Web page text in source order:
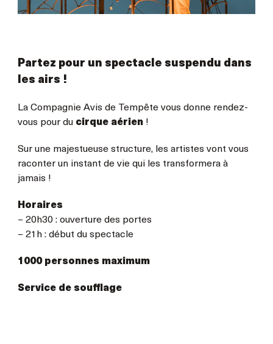
Partez pour un spectacle suspendu dans
les airs !
La Compagnie Avis de Tempête vous donne rendez-
vous pour du cirque aérien!
Sur une majestueuse structure, les artistes vont vous
raconter un instant de vie qui les transformera à
jamais !
Horaires
– 20h30 : ouverture des portes
– 21h : début du spectacle
1000 personnes maximum
Service de soufflage